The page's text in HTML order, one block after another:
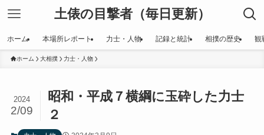
土俵の目撃者（毎日更新）
ホーム 本場所レポート 力士・人物 記録と統計 相撲の歴史 観
ホーム 大相撲 力士・人物
昭和・平成７横綱に玉砕した力士
２
2024
2/09